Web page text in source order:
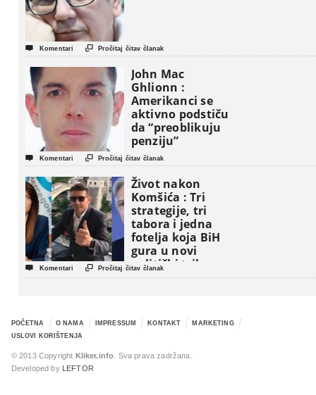
 Komentari  Pročitaj čitav članak
John Mac
Ghlionn :
Amerikanci se
aktivno podstiču
da “preoblikuju
penziju”
 Komentari  Pročitaj čitav članak
Život nakon
Komšića : Tri
strategije, tri
tabora i jedna
fotelja koja BiH
gura u novi
politički triler
 Komentari  Pročitaj čitav članak
POČETNA O NAMA IMPRESSUM KONTAKT
MARKETING
USLOVI KORIŠTENJA
© 2013 Copyright Kliker.info . Sva prava zadržana.
Developed by
LEFTOR